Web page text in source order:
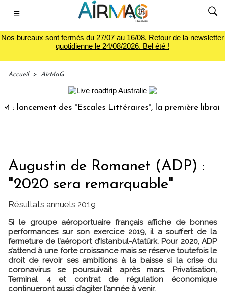
☰
Nos bureaux sont fermés du 27/07 au 16/08. Retour de la newsletter
quotidienne le 24/08/2026. Bel été !
Accueil > AirMaG
des "Escales Littéraires", la première librairie du
Augustin de Romanet (ADP) :
"2020 sera remarquable"
Résultats annuels 2019
Si le groupe aéroportuaire français affiche de bonnes
performances sur son exercice 2019, il a souffert de la
fermeture de l’aéroport d’Istanbul-Atatürk. Pour 2020, ADP
s’attend à une forte croissance mais se réserve toutefois le
droit de revoir ses ambitions à la baisse si la crise du
coronavirus se poursuivait après mars. Privatisation,
Terminal 4 et contrat de régulation économique
continueront aussi d’agiter l’année à venir.